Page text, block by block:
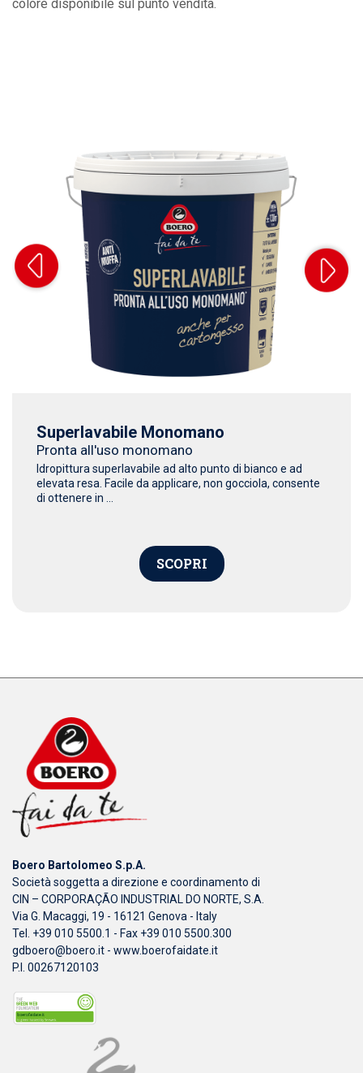
colore disponibile sul punto vendita.
Superlavabile Monomano
Pronta all'uso monomano
Idropittura superlavabile ad alto punto di bianco e ad
elevata resa. Facile da applicare, non gocciola, consente
di ottenere in ...
SCOPRI
Boero Bartolomeo S.p.A.
Società soggetta a direzione e coordinamento di
CIN – CORPORAÇÃO INDUSTRIAL DO NORTE, S.A.
Via G. Macaggi, 19 - 16121 Genova - Italy
Tel. +39 010 5500.1 - Fax +39 010 5500.300
gdboero@boero.it - www.boerofaidate.it
P.I. 00267120103